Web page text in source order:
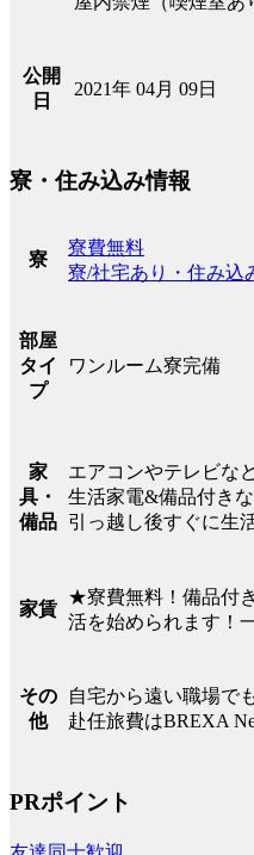
公開
日
2021年 04月 09日
寮・住み込み情報
寮
寮費無料
寮/社宅あり・住み込
部屋
タイ
プ
ワンルーム寮完備
家
具・
備品
エアコンやテレビな
生活家電&備品付きな
引っ越し後すぐに生
家賃
★寮費無料！備品付
活を始められます！
その
他
自宅から遠い職場で
赴任旅費はBREXA
PRポイント